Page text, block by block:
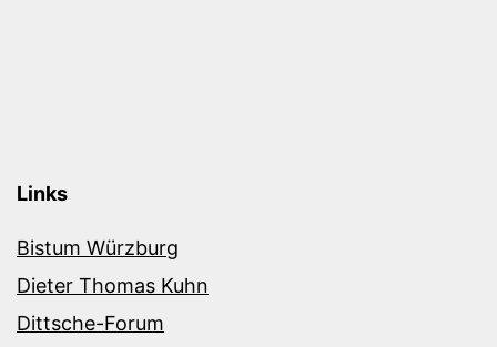
Links
Bistum Würzburg
Dieter Thomas Kuhn
Dittsche-Forum